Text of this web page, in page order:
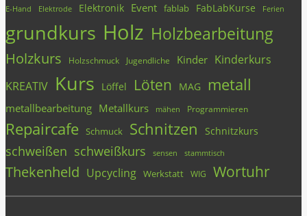
E-Hand Elektrode Elektronik Event fablab FabLabKurse Ferien
grundkurs Holz Holzbearbeitung
Holzkurs Holzschmuck Jugendliche Kinder Kinderkurs
KREATIV Kurs Löffel Löten MAG metall
metallbearbeitung Metallkurs mähen Programmieren
Repaircafe Schmuck Schnitzen Schnitzkurs
schweißen schweißkurs sensen stammtisch
Thekenheld Upcycling Werkstatt WIG Wortuhr